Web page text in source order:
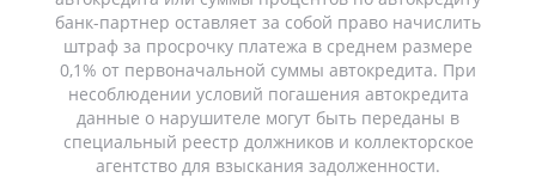
банк-партнер оставляет за собой право начислить
штраф за просрочку платежа в среднем размере
0,1% от первоначальной суммы автокредита. При
несоблюдении условий погашения автокредита
данные о нарушителе могут быть переданы в
специальный реестр должников и коллекторское
агентство для взыскания задолженности.